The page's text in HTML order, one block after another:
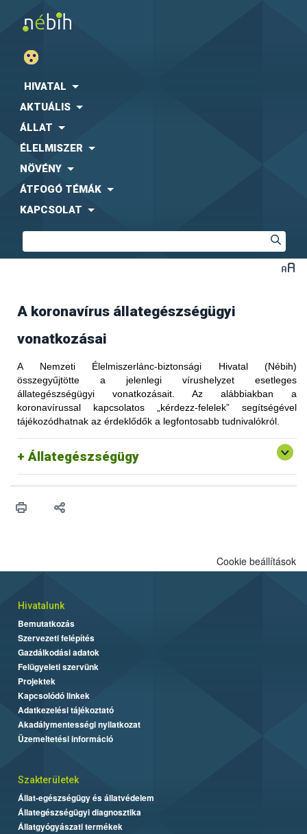
HIVATAL
AKTUÁLIS
ÁLLAT
ÉLELMISZER
NÖVÉNY
ÁTFOGÓ TÉMÁK
KAPCSOLAT
A koronavírus állategészségügyi
vonatkozásai
A Nemzeti Élelmiszerlánc-biztonsági Hivatal (Nébih)
összegyűjtötte a jelenlegi vírushelyzet esetleges
állategészségügyi vonatkozásait. Az alábbiakban a
koronavírussal kapcsolatos „kérdezz-felelek” segítségével
tájékozódhatnak az érdeklődők a legfontosabb tudnivalókról.
Állategészségügy
Cookie beállítások
Hivatalunk
Bemutatkozás
Szervezeti felépítés
Gazdálkodási adatok
Felügyeleti szervünk
Projektek
Kapcsolódó linkek
Adatkezelési tájékoztató
Akadálymentességi nyilatkozat
Üzemeltetési információ
Szakterületek
Állat-egészségügy és állatvédelem
Állategészségügyi diagnosztika
Állatgyógyászati termékek